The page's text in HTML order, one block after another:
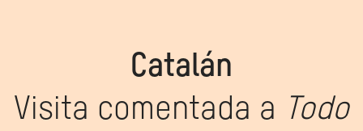
Catalán
Visita comentada a Todo